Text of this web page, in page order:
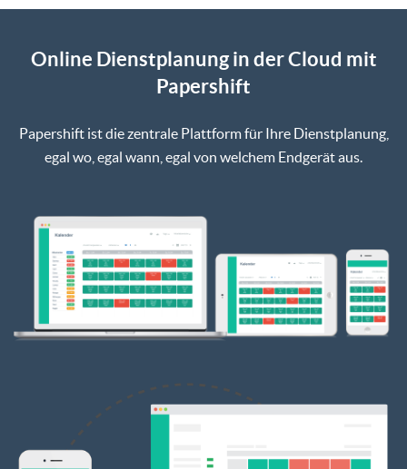
Online Dienstplanung in der Cloud mit
Papershift
Papershift ist die zentrale Plattform für Ihre Dienstplanung,
egal wo, egal wann, egal von welchem Endgerät aus.